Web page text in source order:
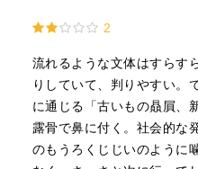
2
流れるような文体はすらす
りしていて、判りやすい。
に通じる「古いもの贔屓、
露骨で鼻に付く。社会的な
のもうろくじじいのように